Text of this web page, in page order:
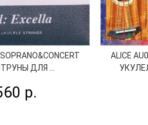
ДЛЯ ...
р.
ALICE